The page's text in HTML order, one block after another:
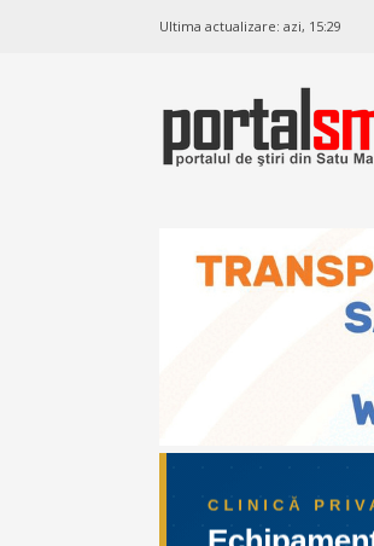
Ultima actualizare: azi, 15:29